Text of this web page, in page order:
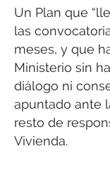
Un Plan que
las
meses, y que
Ministerio sin
diálogo ni
apuntado ante
resto de
Vivienda.